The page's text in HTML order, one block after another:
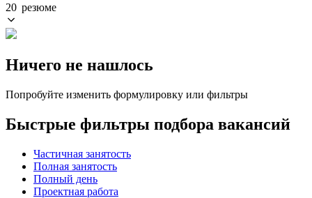
20 резюме
Ничего не нашлось
Попробуйте изменить формулировку или фильтры
Быстрые фильтры подбора вакансий
Частичная занятость
Полная занятость
Полный день
Проектная работа